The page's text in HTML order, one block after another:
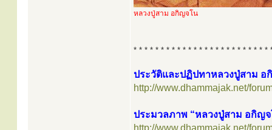
หลวงปู่สาม อกิญจโน
* * * * * * * * * * * * * * * * * * * * * * * * *
ประวัติและปฏิปทาหลวงปู่สาม อ
http://www.dhammajak.net/
ประมวลภาพ “หลวงปู่สาม อกิญจ
http://www.dhammajak.net/